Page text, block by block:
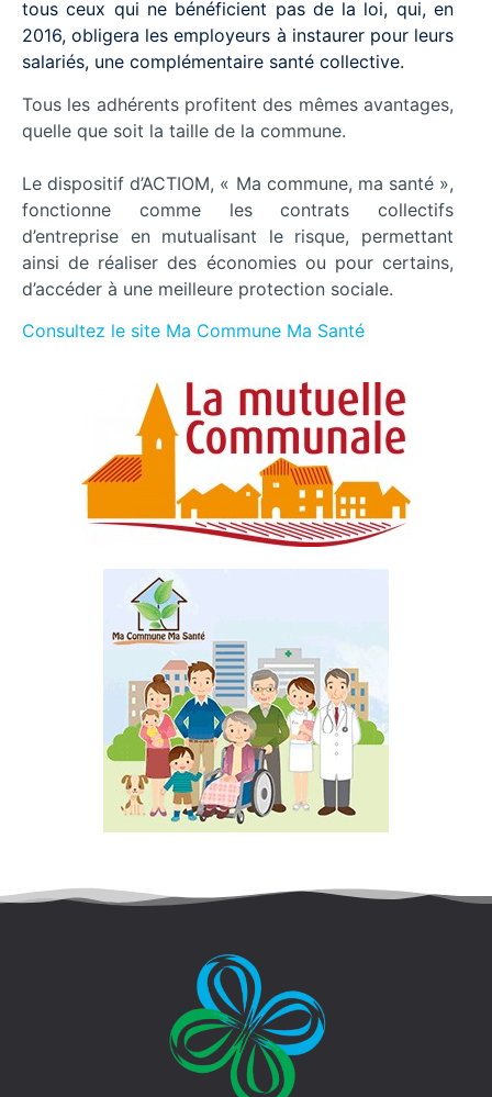
tous ceux qui ne bénéficient pas de la loi, qui, en
2016, obligera les employeurs à instaurer pour leurs
salariés, une complémentaire santé collective.
Tous les adhérents profitent des mêmes avantages,
quelle que soit la taille de la commune.
Le dispositif d’ACTIOM, « Ma commune, ma santé »,
fonctionne comme les contrats collectifs
d’entreprise en mutualisant le risque, permettant
ainsi de réaliser des économies ou pour certains,
d’accéder à une meilleure protection sociale.
Consultez le site Ma Commune Ma Santé